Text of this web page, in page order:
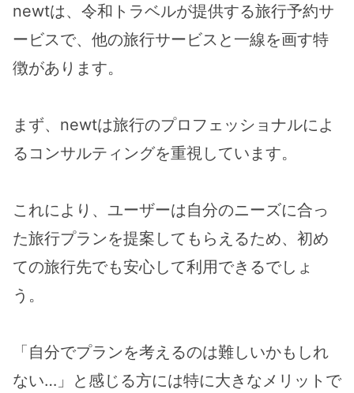
newtは、令和トラベルが提供する旅行予約サ
ービスで、他の旅行サービスと一線を画す特
徴があります。
まず、newtは旅行のプロフェッショナルによ
るコンサルティングを重視しています。
これにより、ユーザーは自分のニーズに合っ
た旅行プランを提案してもらえるため、初め
ての旅行先でも安心して利用できるでしょ
う。
「自分でプランを考えるのは難しいかもしれ
ない…」と感じる方には特に大きなメリットで